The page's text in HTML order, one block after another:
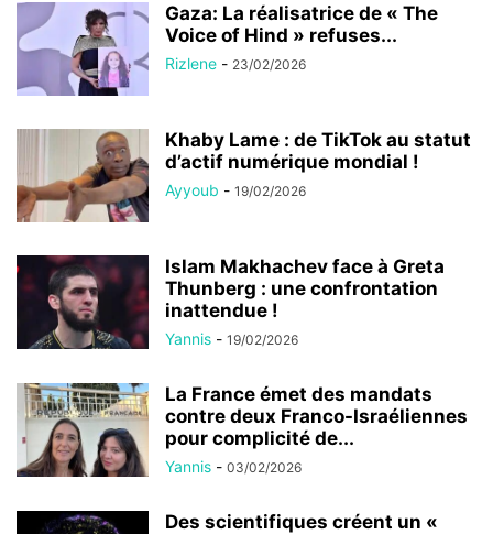
Gaza: La réalisatrice de « The
Voice of Hind » refuses...
Rizlene - 23/02/2026
Khaby Lame : de TikTok au statut
d’actif numérique mondial !
Ayyoub - 19/02/2026
Islam Makhachev face à Greta
Thunberg : une confrontation
inattendue !
Yannis - 19/02/2026
La France émet des mandats
contre deux Franco-Israéliennes
pour complicité de...
Yannis - 03/02/2026
Des scientifiques créent un «